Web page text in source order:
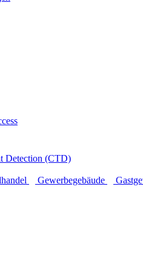
Detection (CTD)
Gewerbegebäude